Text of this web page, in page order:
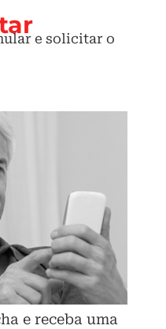
e solicitar o
e receba uma